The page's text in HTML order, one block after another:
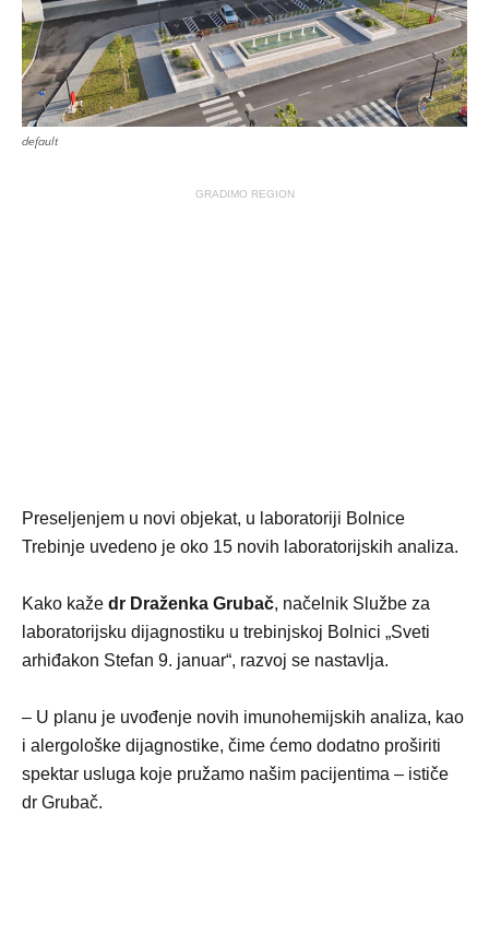
default
GRADIMO REGION
Preseljenjem u novi objekat, u laboratoriji Bolnice
Trebinje uvedeno je oko 15 novih laboratorijskih analiza.
Kako kaže dr Draženka Grubač, načelnik Službe za
laboratorijsku dijagnostiku u trebinjskoj Bolnici „Sveti
arhiđakon Stefan 9. januar“, razvoj se nastavlja.
– U planu je uvođenje novih imunohemijskih analiza, kao
i alergološke dijagnostike, čime ćemo dodatno proširiti
spektar usluga koje pružamo našim pacijentima – ističe
dr Grubač.